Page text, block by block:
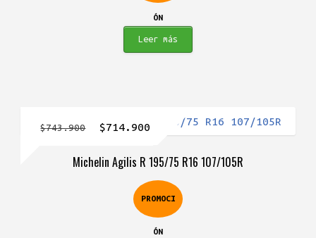
ÓN
Leer más
Michelin Agilis R 195/75 R16 107/105R
PROMOCI
ÓN
$743.900
El
original
$743.900.
$714.900
actual
es:
$714.900.